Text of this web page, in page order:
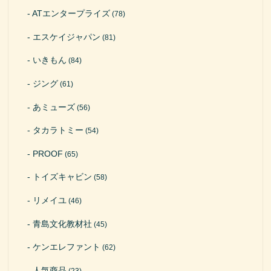
ATエンタープライズ (78)
エスケイジャパン (81)
いきもん (84)
ジング (61)
あミューズ (56)
タカラトミー (54)
PROOF (65)
トイズキャビン (58)
リメイユ (46)
青島文化教材社 (45)
ケンエレファント (62)